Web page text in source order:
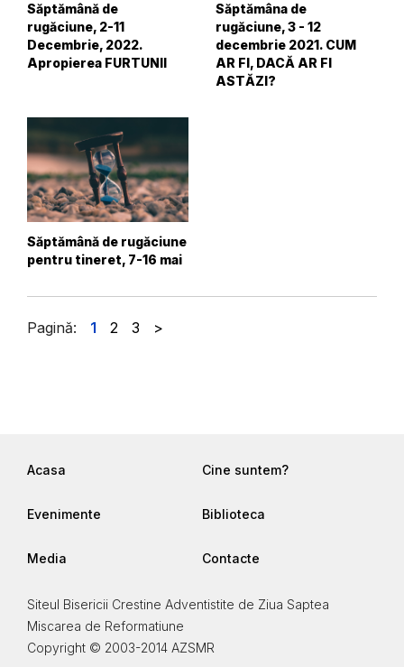
Săptămână de
rugăciune, 2-11
Decembrie, 2022.
Apropierea FURTUNII
Săptămâna de
rugăciune, 3 - 12
decembrie 2021. CUM
AR FI, DACĂ AR FI
ASTĂZI?
Săptămână de rugăciune
pentru tineret, 7-16 mai
Pagină: 1 2 3 >
Acasa Cine suntem?
Evenimente Biblioteca
Media Contacte
Siteul Bisericii Crestine Adventistite de Ziua Saptea
Miscarea de Reformatiune
Copyright © 2003-2014 AZSMR